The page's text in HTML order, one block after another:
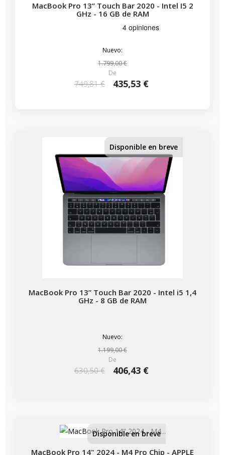
MacBook Pro 13” Touch Bar 2020 - Intel I5 2
GHz - 16 GB de RAM
Nuevo:
1.799,00 €
De
749,81 € 435,53 €
Disponible en breve
MacBook Pro 13” Touch Bar 2020 - Intel i5 1,4
GHz - 8 GB de RAM
Nuevo:
1.199,00 €
De
630,50 € 406,43 €
Disponible en breve
MacBook Pro 14" 2024 - M4 Pro Chip - APPLE